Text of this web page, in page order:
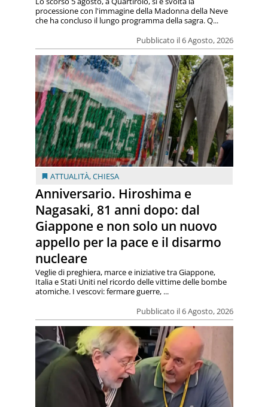
Pubblicato il 6 Agosto, 2026
processione con l'immagine della Madonna della Neve
che ha concluso il lungo programma della sagra. Q...
ATTUALITÀ,CHIESA
Anniversario. Hiroshima e
Nagasaki, 81 anni dopo: dal
Giappone e non solo un nuovo
appello per la pace e il disarmo
nucleare
Pubblicato il 6 Agosto, 2026
Veglie di preghiera, marce e iniziative tra Giappone,
Italia e Stati Uniti nel ricordo delle vittime delle bombe
atomiche. I vescovi: fermare guerre, ...